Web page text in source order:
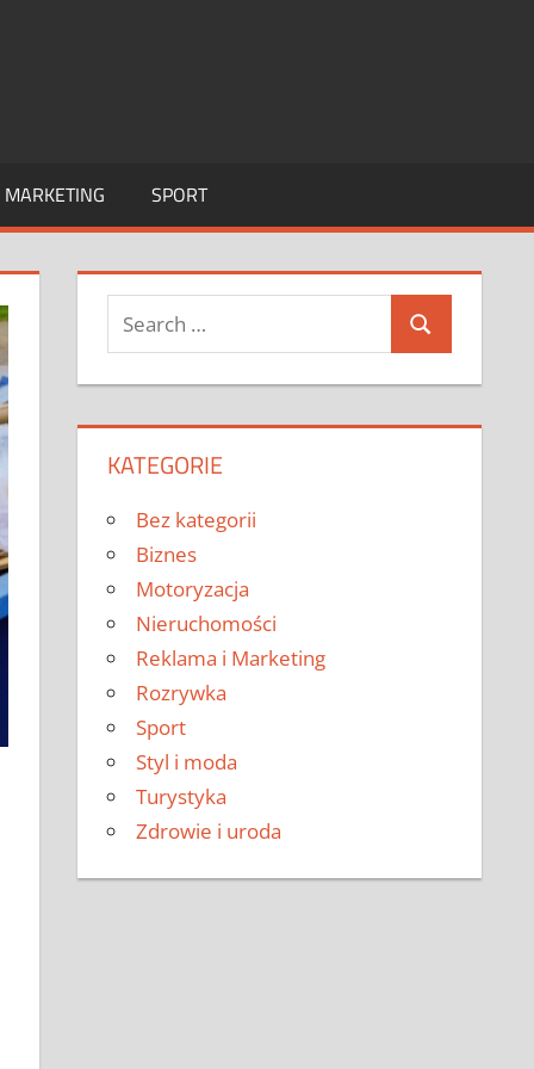
SPORT
Search
for:
Search
KATEGORIE
Bez kategorii
Biznes
Motoryzacja
Nieruchomości
Reklama i Marketing
Rozrywka
Sport
Styl i moda
Turystyka
Zdrowie i uroda